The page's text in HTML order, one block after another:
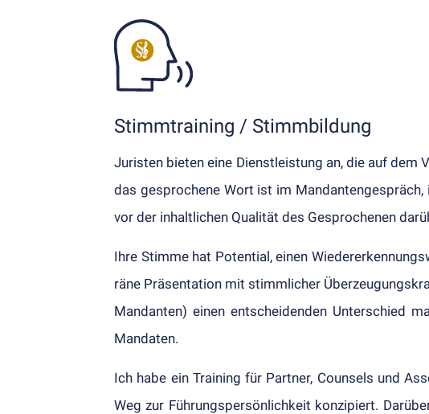
Stimmtraining / Stimmbildung
Juristen bieten eine Dienst­leistung an, die auf
das ge­sprochene Wort ist im
vor der inhalt­lichen Qualität des Ge­sproch­en­en
Ihre Stimme hat Potential, einen
räne Präsentation mit stimm­licher
Man­dan­ten) einen ent­scheid­en­den Unter­schied
Mandaten.
Ich habe ein Train­ing für Partner, Counsels und
Weg zur Führungs­per­sönlich­keit konzi­piert.